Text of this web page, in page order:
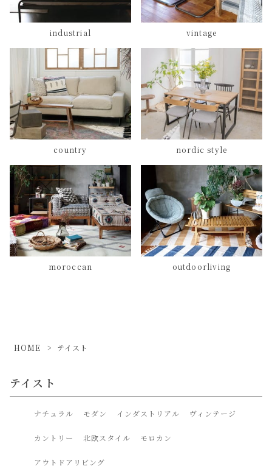
industrial vintage
country nordic style
moroccan outdoorliving
HOME テイスト
テイスト
ナチュラル モダン インダストリアル ヴィンテージ
カントリー 北欧スタイル モロカン
アウトドアリビング